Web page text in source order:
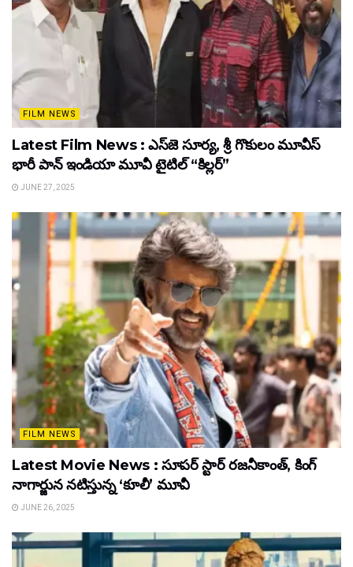
FILM NEWS
Latest Film News : ఎస్‌జె సూర్య, శ్రీ గొకులం మూవీస్‌
భారీ పాన్‌ ఇండియా మూవీ టైటిల్ “కిల్లర్”
JUNE 27, 2025
FILM NEWS
Latest Movie News : సూపర్ స్టార్ రజనీకాంత్, కింగ్
నాగార్జున నటిస్తున్న ‘కూలీ’ మూవీ
JUNE 26, 2025